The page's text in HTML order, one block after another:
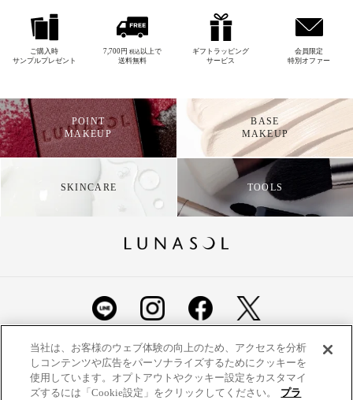
ご購入時
サンプルプレゼント
7,700円 税込以上で
送料無料
ギフトラッピング
サービス
会員限定
特別オファー
POINT
MAKEUP
BASE
MAKEUP
SKINCARE TOOLS
ショッピングガイド よくあるご質問 お問い合わせ
ご利用規約 定期便ご利用特約 利用者情報の外部通信
プライバシーポリシー 特定商取引法に基づく表示
当社は、お客様のウェブ体験の向上のため、アクセスを分析
しコンテンツや広告をパーソナライズするためにクッキーを
使用しています。オプトアウトやクッキー設定をカスタマイ
ズするには「Cookie設定」をクリックしてください。
プラ